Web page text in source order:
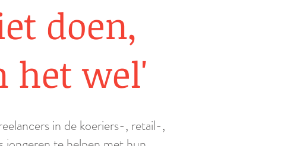
doen,
het wel'
in de koeriers-, retail-,